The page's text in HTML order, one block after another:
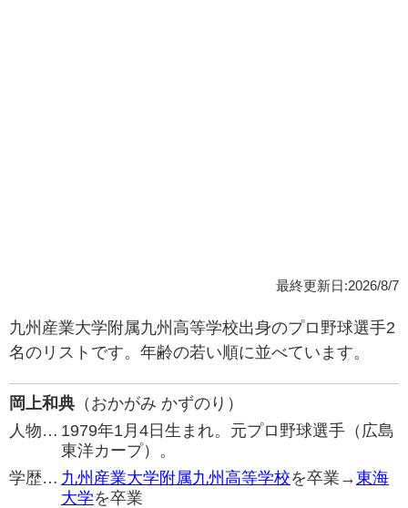
最終更新日:2026/8/7
九州産業大学附属九州高等学校出身のプロ野球選手2
名のリストです。年齢の若い順に並べています。
岡上和典 （おかがみ かずのり）
人物… 1979年1月4日生まれ。元プロ野球選手（広島
東洋カープ）。
学歴… 九州産業大学附属九州高等学校を卒業→東海
大学を卒業